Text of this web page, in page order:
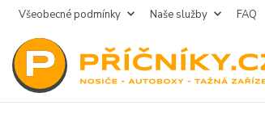
Všeobecné podmínky Naše služby FAQ